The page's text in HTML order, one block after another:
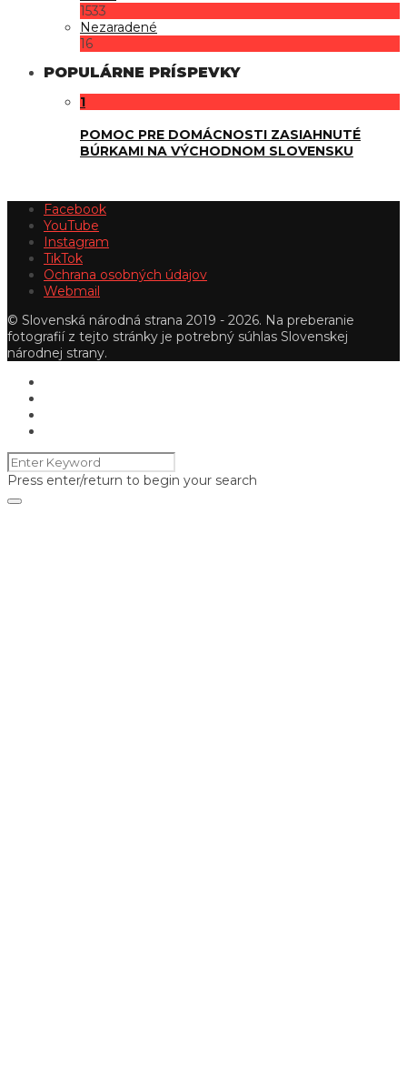
1533
Nezaradené
16
POPULÁRNE PRÍSPEVKY
1
POMOC PRE DOMÁCNOSTI ZASIAHNUTÉ
BÚRKAMI NA VÝCHODNOM SLOVENSKU
Facebook
YouTube
Instagram
TikTok
Ochrana osobných údajov
Webmail
© Slovenská národná strana 2019 - 2026. Na preberanie
fotografií z tejto stránky je potrebný súhlas Slovenskej
národnej strany.
Press enter/return to begin your search